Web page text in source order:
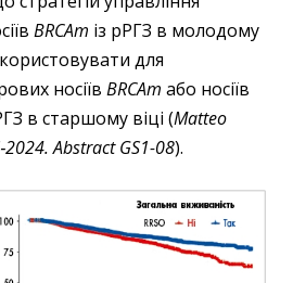
BRCAm із рРГЗ в молодому
для
носіїв BRCAm або носіїв
в старшому віці (Matteo
Abstract GS1-08).